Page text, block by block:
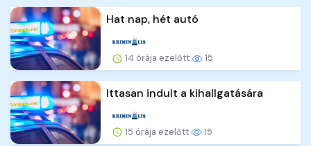
Hat nap, hét autó
14 órája ezelőtt 15
Ittasan indult a kihallgatására
15 órája ezelőtt 15